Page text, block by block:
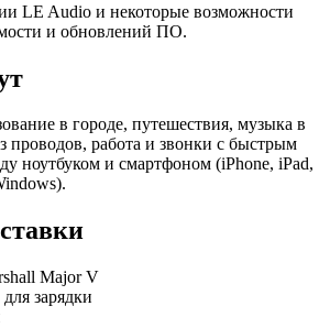
LE Audio и некоторые возможности
и обновлений ПО.
в городе, путешествия, музыка в
проводов, работа и звонки с быстрым
ноутбуком и смартфоном (iPhone, iPad,
Major V
зарядки